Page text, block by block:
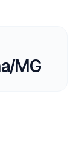
MG